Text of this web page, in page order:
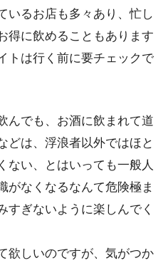
いるお店も多々あり、忙し
得に飲めることもあります
トは行く前に要チェックで
んでも、お酒に飲まれて道
どは、浮浪者以外ではほと
ない、とはいっても一般人
がなくなるなんて危険極ま
すぎないように楽しんでく
欲しいのですが、気がつか